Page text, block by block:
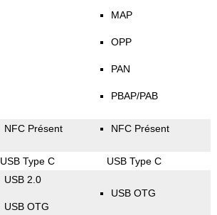
MAP
OPP
PAN
PBAP/PAB
NFC Présent NFC Présent
USB Type C USB Type C
USB 2.0
USB OTG
USB OTG